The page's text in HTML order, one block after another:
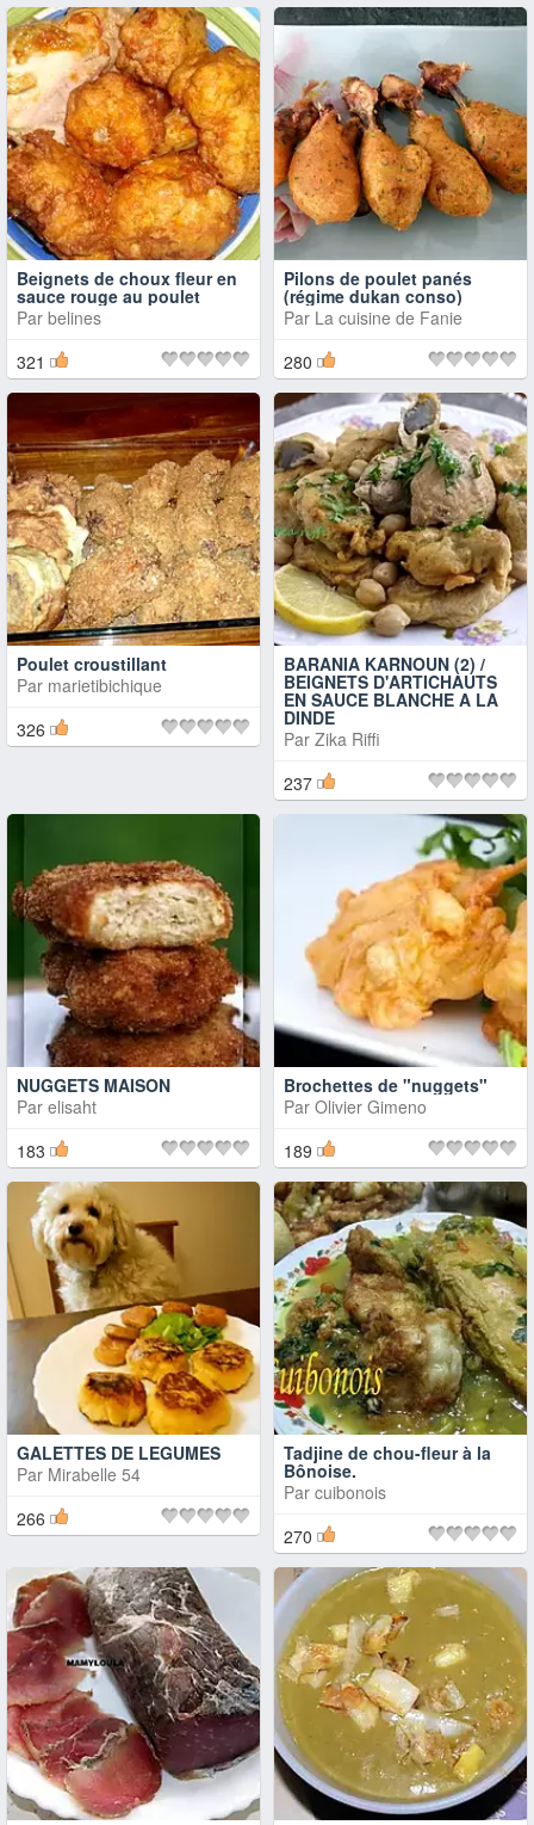
Beignets de choux fleur en
sauce rouge au poulet
Par belines
321
Pilons de poulet panés
(régime dukan conso)
Par La cuisine de Fanie
280
Poulet croustillant
Par marietibichique
326
BARANIA KARNOUN (2) /
BEIGNETS D'ARTICHAUTS
EN SAUCE BLANCHE A LA
DINDE
Par Zika Riffi
237
NUGGETS MAISON
Par elisaht
183
Brochettes de "nuggets"
Par Olivier Gimeno
189
GALETTES DE LEGUMES
Par Mirabelle 54
266
Tadjine de chou-fleur à la
Bônoise.
Par cuibonois
270